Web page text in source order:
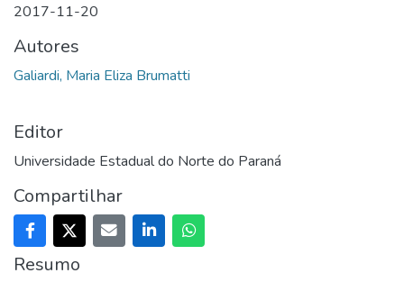
2017-11-20
Autores
Galiardi, Maria Eliza Brumatti
Editor
Universidade Estadual do Norte do Paraná
Compartilhar
Resumo